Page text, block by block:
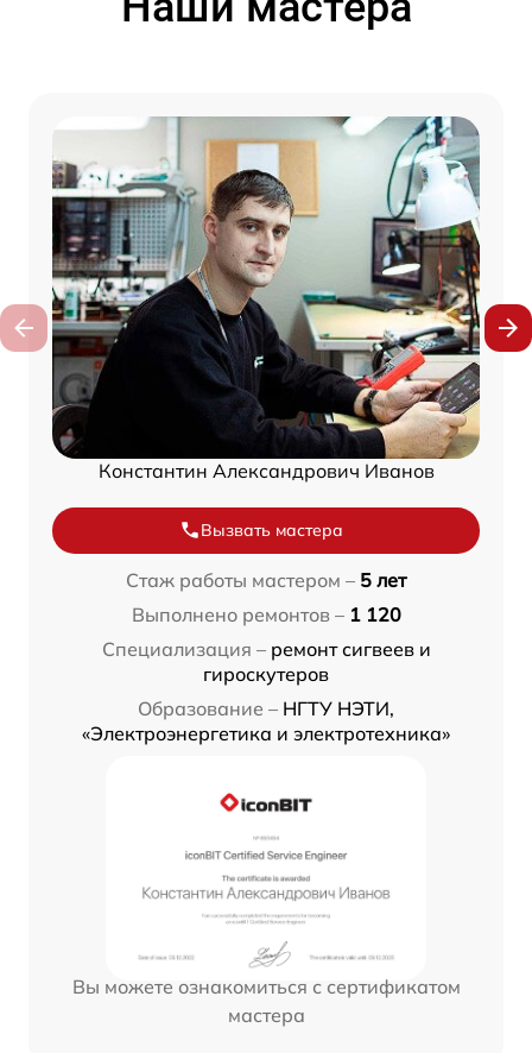
Константин Александрович Иванов
Вызвать мастера
Стаж работы мастером – 5 лет
Выполнено ремонтов – 1 120
Специализация – ремонт сигвеев и
гироскутеров
Образование – НГТУ НЭТИ,
«Электроэнергетика и электротехника»
Вы можете ознакомиться с сертификатом
мастера